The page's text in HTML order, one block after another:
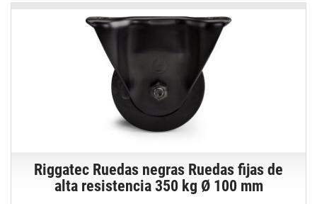
Riggatec Ruedas negras Ruedas fijas de
alta resistencia 350 kg Ø 100 mm